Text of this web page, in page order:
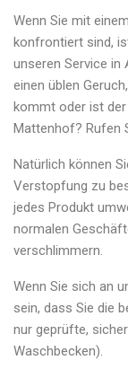
Wenn Sie mit
konfrontiert sind,
unseren Service in
einen üblen
kommt oder ist
Mattenhof? Rufen
Natürlich können
Verstopfung zu
jedes Produkt
normalen
verschlimmern.
Wenn Sie sich an
sein, dass Sie die
nur geprüfte,
Waschbecken).